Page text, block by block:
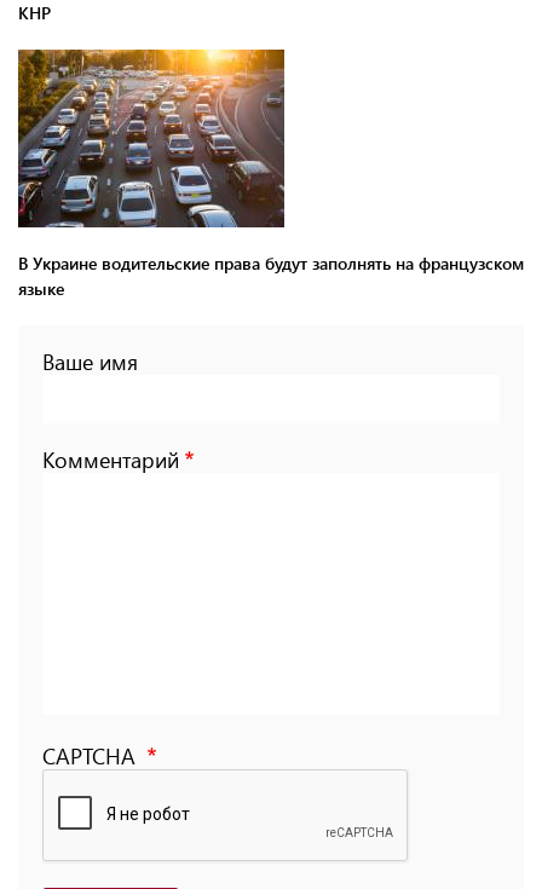
КНР
В Украине водительские права будут заполнять на французском
языке
Ваше имя
Комментарий
CAPTCHA